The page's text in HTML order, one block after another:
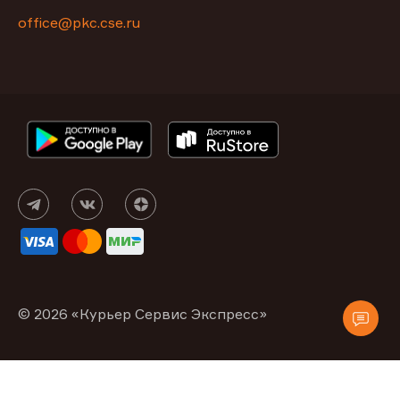
office@pkc.cse.ru
© 2026 «Курьер Сервис Экспресс»